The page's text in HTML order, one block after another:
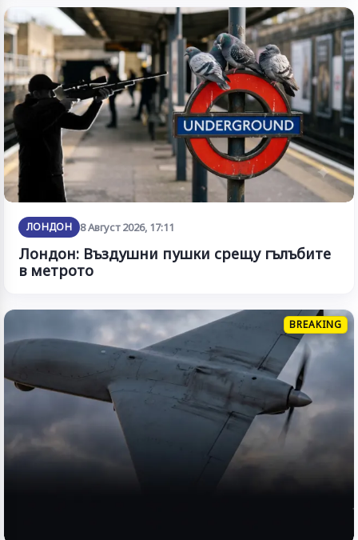
ЛОНДОН 8 Август 2026, 17:11
Лондон: Въздушни пушки срещу гълъбите
в метрото
BREAKING